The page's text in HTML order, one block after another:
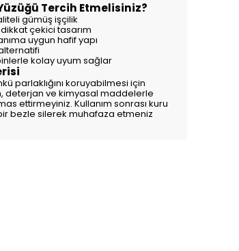
Tercih Etmelisiniz?
gümüş işçilik
çekici tasarım
uygun hafif yapı
kolay uyum sağlar
parlaklığını koruyabilmesi için
deterjan ve kimyasal maddelerle
ettirmeyiniz. Kullanım sonrası kuru
bezle silerek muhafaza etmeniz